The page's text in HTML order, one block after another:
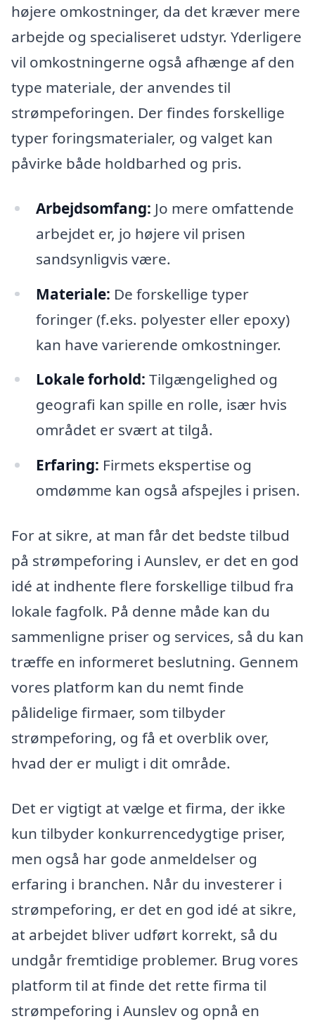
højere omkostninger, da det kræver mere
arbejde og specialiseret udstyr. Yderligere
vil omkostningerne også afhænge af den
type materiale, der anvendes til
strømpeforingen. Der findes forskellige
typer foringsmaterialer, og valget kan
påvirke både holdbarhed og pris.
Arbejdsomfang: Jo mere omfattende
arbejdet er, jo højere vil prisen
sandsynligvis være.
Materiale: De forskellige typer
foringer (f.eks. polyester eller epoxy)
kan have varierende omkostninger.
Lokale forhold: Tilgængelighed og
geografi kan spille en rolle, især hvis
området er svært at tilgå.
Erfaring: Firmets ekspertise og
omdømme kan også afspejles i prisen.
For at sikre, at man får det bedste tilbud
på strømpeforing i Aunslev, er det en god
idé at indhente flere forskellige tilbud fra
lokale fagfolk. På denne måde kan du
sammenligne priser og services, så du kan
træffe en informeret beslutning. Gennem
vores platform kan du nemt finde
pålidelige firmaer, som tilbyder
strømpeforing, og få et overblik over,
hvad der er muligt i dit område.
Det er vigtigt at vælge et firma, der ikke
kun tilbyder konkurrencedygtige priser,
men også har gode anmeldelser og
erfaring i branchen. Når du investerer i
strømpeforing, er det en god idé at sikre,
at arbejdet bliver udført korrekt, så du
undgår fremtidige problemer. Brug vores
platform til at finde det rette firma til
strømpeforing i Aunslev og opnå en